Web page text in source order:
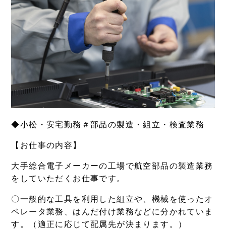
◆小松・安宅勤務＃部品の製造・組立・検査業務
【お仕事の内容】
大手総合電子メーカーの工場で航空部品の製造業務
をしていただくお仕事です。
〇一般的な工具を利用した組立や、機械を使ったオ
ペレータ業務、はんだ付け業務などに分かれていま
す。（適正に応じて配属先が決まります。）